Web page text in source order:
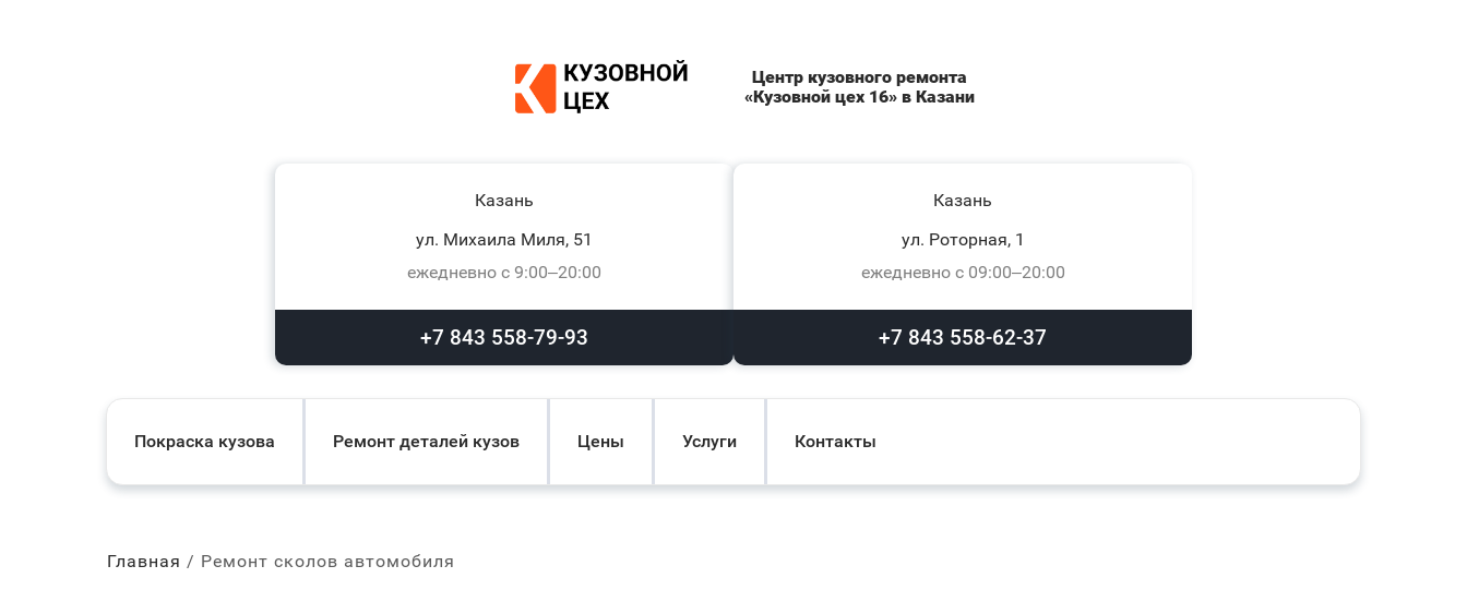
Центр кузовного ремонта
«Кузовной цех 16» в Казани
Казань
ул. Михаила Миля, 51
ежедневно с 9:00–20:00
+7 843 558-79-93
Казань
ул. Роторная, 1
ежедневно с 09:00–20:00
+7 843 558-62-37
Покраска кузова Ремонт деталей кузов Цены Услуги Контакты
Главная Ремонт сколов автомобиля